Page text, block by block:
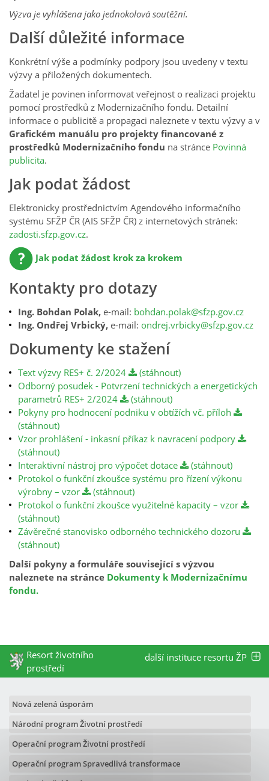
Výzva je vyhlášena jako jednokolová soutěžní.
Další důležité informace
Konkrétní výše a podmínky podpory jsou uvedeny v textu
výzvy a přiložených dokumentech.
Žadatel je povinen informovat veřejnost o realizaci projektu
pomocí prostředků z Modernizačního fondu. Detailní
informace o publicitě a propagaci naleznete v textu výzvy a v
Grafickém manuálu pro projekty financované z
prostředků Modernizačního fondu na stránce Povinná
publicita.
Jak podat žádost
Elektronicky prostřednictvím Agendového informačního
systému SFŽP ČR (AIS SFŽP ČR) z internetových stránek:
zadosti.sfzp.gov.cz.
Jak podat žádost krok za krokem
Kontakty pro dotazy
Ing. Bohdan Polak, e-mail: bohdan.polak@sfzp.gov.cz
Ing. Ondřej Vrbický, e-mail: ondrej.vrbicky@sfzp.gov.cz
Dokumenty ke stažení
Text výzvy RES+ č. 2/2024
(stáhnout)
Odborný posudek - Potvrzení technických a energetických
parametrů RES+ 2/2024
(stáhnout)
Pokyny pro hodnocení podniku v obtížích vč. příloh
(stáhnout)
Vzor prohlášení - inkasní příkaz k navracení podpory
(stáhnout)
Interaktivní nástroj pro výpočet dotace
(stáhnout)
Protokol o funkční zkoušce systému pro řízení výkonu
výrobny – vzor
(stáhnout)
Protokol o funkční zkoušce využitelné kapacity – vzor
(stáhnout)
Závěrečné stanovisko odborného technického dozoru
(stáhnout)
Další pokyny a formuláře související s výzvou
naleznete na stránce Dokumenty k Modernizačnímu
fondu.
Resort životního
prostředí
další instituce resortu ŽP
Nová zelená úsporám
Národní program Životní prostředí
Operační program Životní prostředí
Operační program Spravedlivá transformace